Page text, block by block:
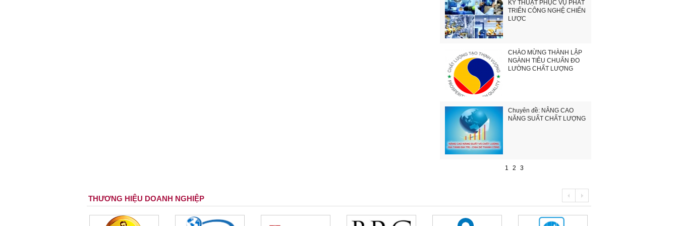
KỸ THUẬT PHỤC VỤ PHÁT
TRIỂN CÔNG NGHỆ CHIẾN
LƯỢC
CHÀO MỪNG THÀNH LẬP
NGÀNH TIÊU CHUẨN ĐO
LƯỜNG CHẤT LƯỢNG
Chuyên đề: NÂNG CAO
NĂNG SUẤT CHẤT LƯỢNG
1 2 3
THƯƠNG HIỆU DOANH NGHIỆP